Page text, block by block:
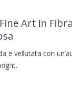
Art in
e vellutata con